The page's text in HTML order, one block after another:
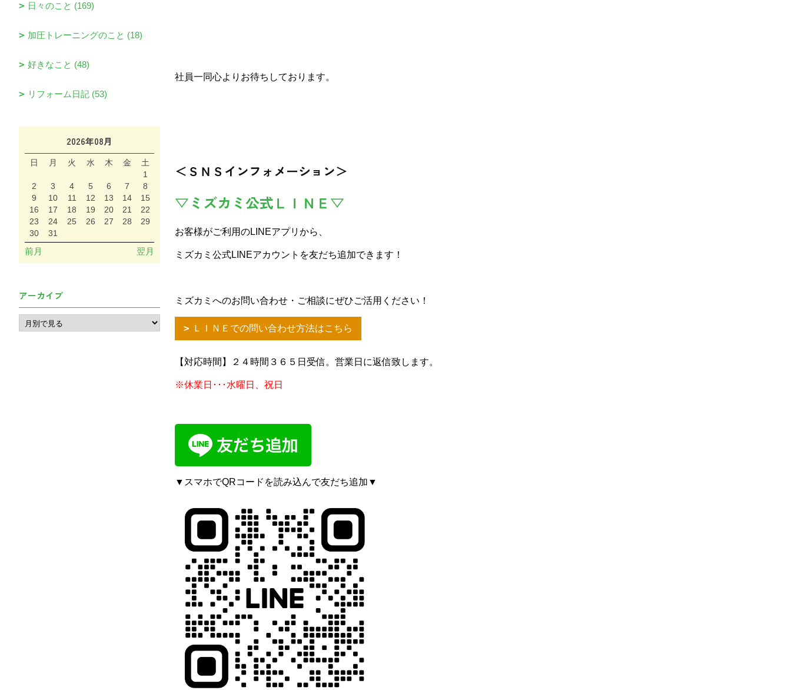
社員一同心よりお待ちしております。
＜ＳＮＳインフォメーション＞
▽ミズカミ公式ＬＩＮＥ▽
お客様がご利用のLINEアプリから、
ミズカミ公式LINEアカウントを友だち追加できます！
ミズカミへのお問い合わせ・ご相談にぜひご活用ください！
ＬＩＮＥでの問い合わせ方法はこちら
【対応時間】２４時間３６５日受信。営業日に返信致します。
※休業日･･･水曜日、祝日
▼スマホでQRコードを読み込んで友だち追加▼
日々のこと (169)
加圧トレーニングのこと (18)
好きなこと (48)
リフォーム日記 (53)
2026年08月
日 月 火 水 木 金
土
1
2
3 4 5 6 7
8
9
10 11 12 13 14
15
16
17 18 19 20 21
22
23
24 25 26 27 28
29
30
31
前月 翌月
アーカイブ